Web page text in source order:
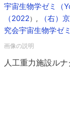
宇宙生物学ゼミ（
（2022）,
（右）
究会宇宙生物学ゼ
人工重力施設ル